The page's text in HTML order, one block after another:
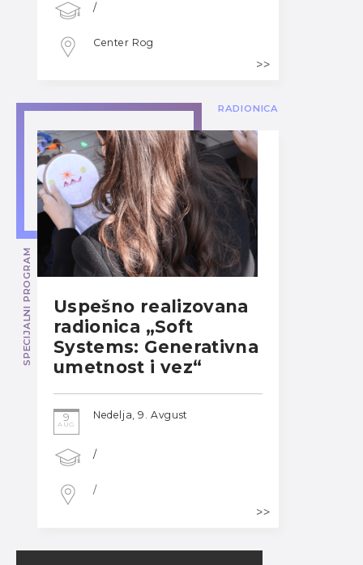
/
Center Rog
RADIONICA
SPECIJALNI PROGRAM
Uspešno realizovana
radionica „Soft
Systems: Generativna
umetnost i vez“
9
AUG
Nedelja, 9. Avgust
/
/